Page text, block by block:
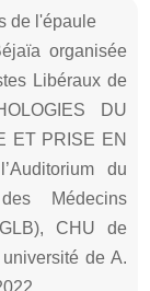
de l'épaule
organisée
Libéraux de
DU
ET PRISE EN
du
Médecins
CHU de
de A.